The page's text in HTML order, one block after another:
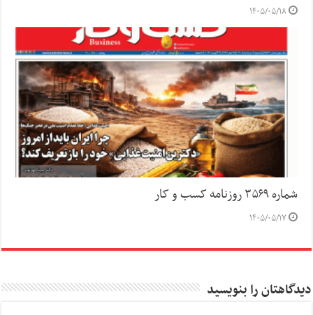
۱۴۰۵/۰۵/۱۸
شماره ۳۵۶۹ روزنامه کسب و کار
۱۴۰۵/۰۵/۱۷
دیدگاهتان را بنویسید